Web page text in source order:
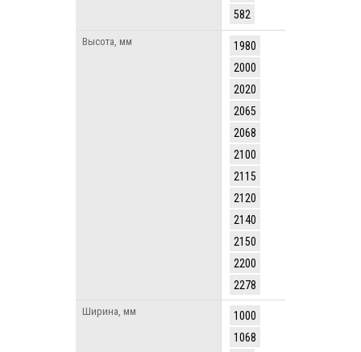
582
Высота, мм
1980
2000
2020
2065
2068
2100
2115
2120
2140
2150
2200
2278
Ширина, мм
1000
1068